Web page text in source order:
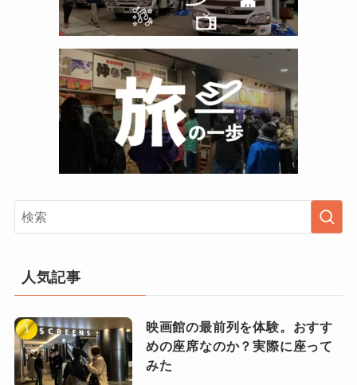
人気記事
映画館の最前列を体験。おすす
めの座席なのか？実際に座って
みた